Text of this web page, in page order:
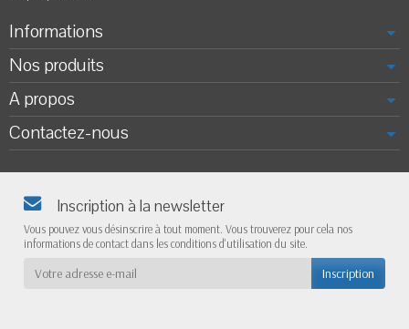
Informations
Nos produits
A propos
Contactez-nous
Inscription à la newsletter
Vous pouvez vous désinscrire à tout moment. Vous trouverez pour cela nos
informations de contact dans les conditions d'utilisation du site.